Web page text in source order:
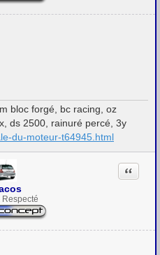
bloc forgé, bc racing, oz
ds 2500, rainuré percé, 3y
du-moteur-t64945.html
Citation